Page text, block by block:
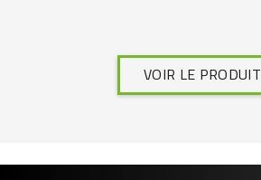
VOIR LE PRODUIT